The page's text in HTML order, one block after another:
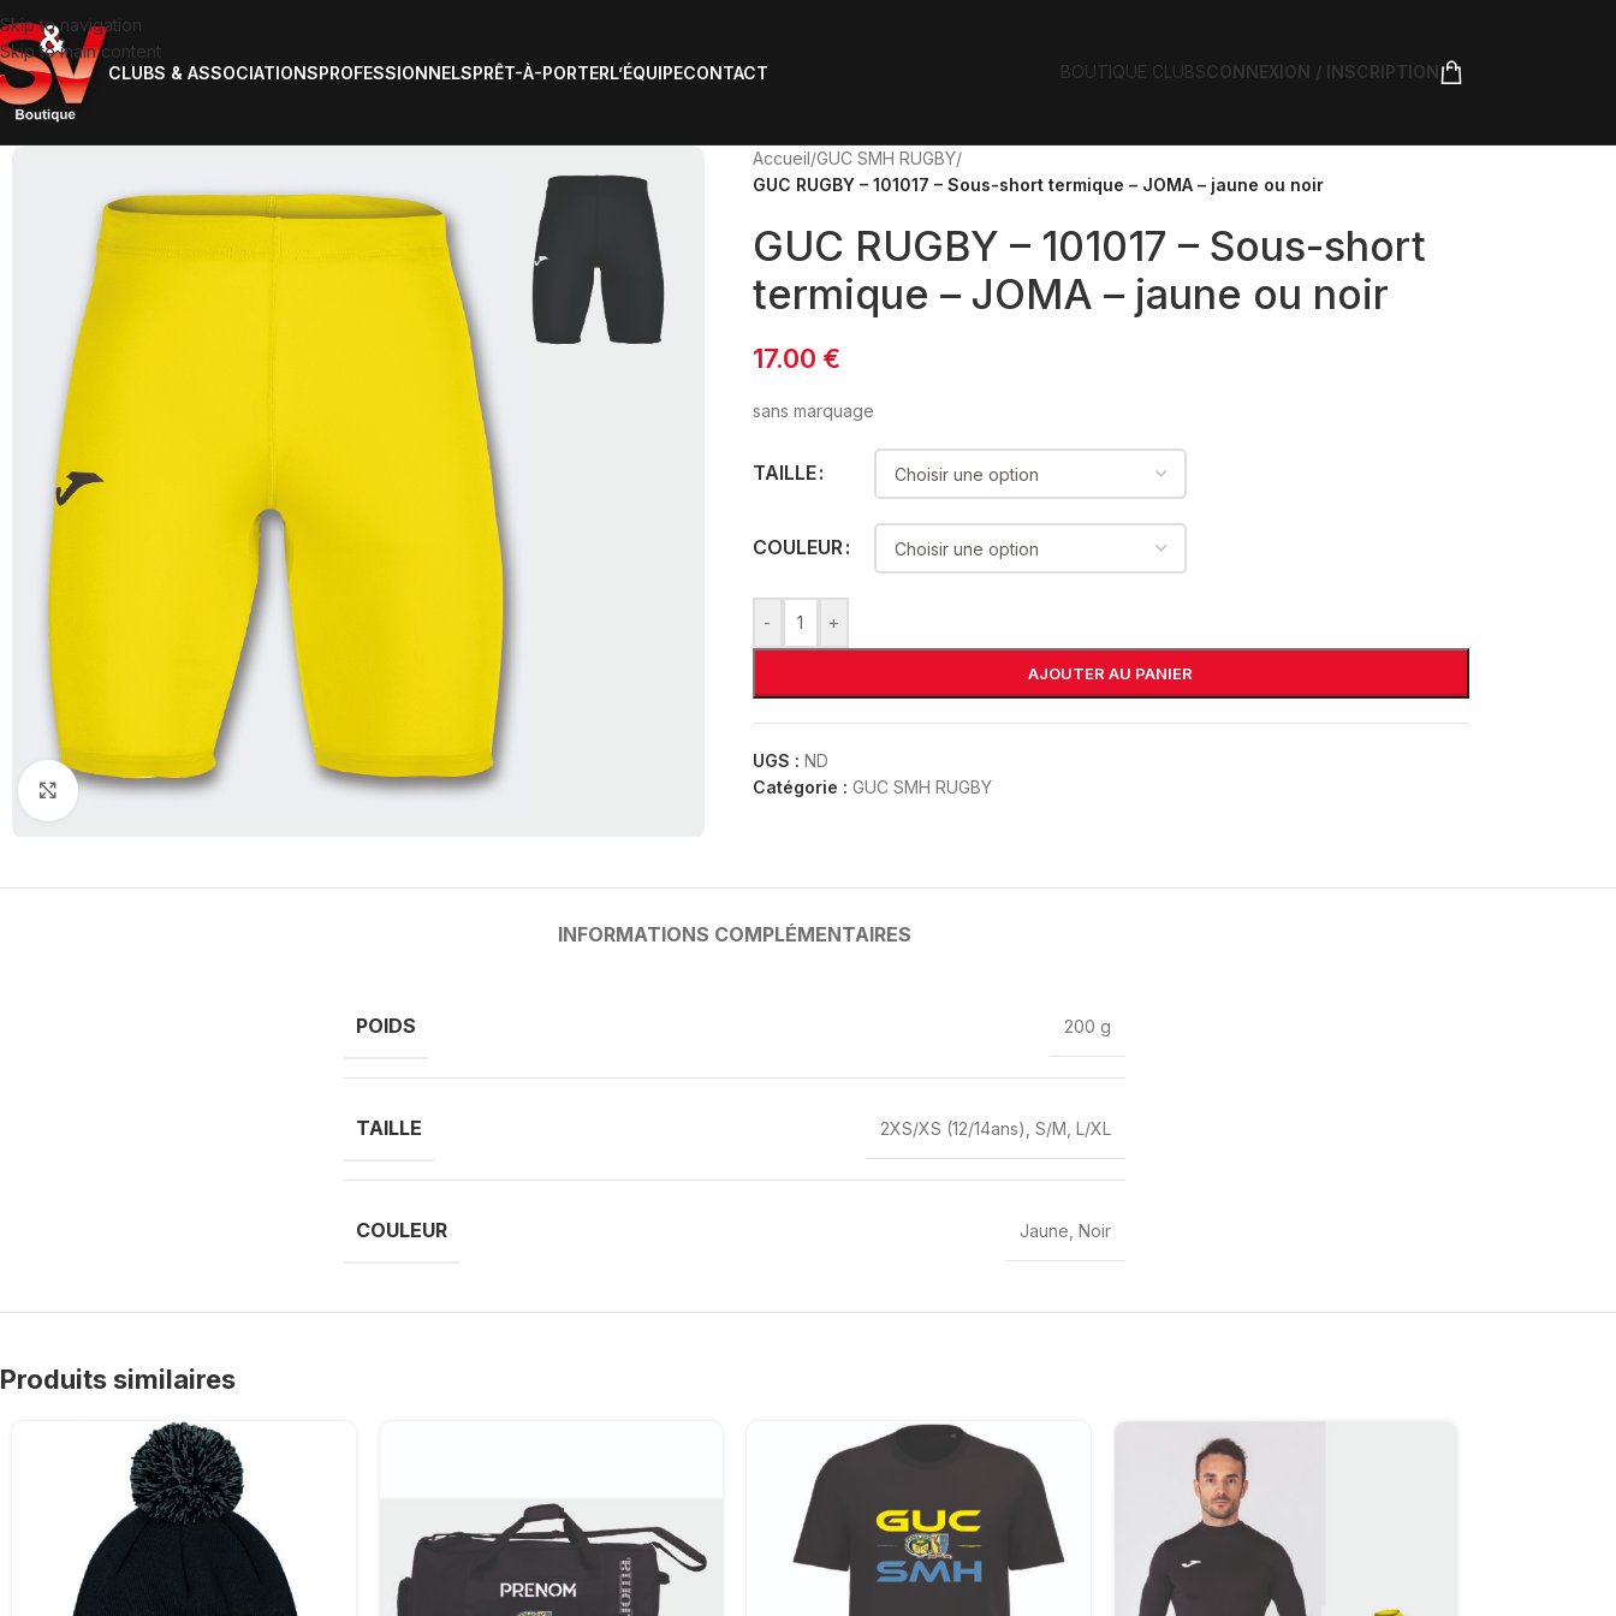
Skip to navigation
Skip to main content
CLUBS & ASSOCIATIONSPROFESSIONNELSPRÊT-À-PORTERL’ÉQUIPECONTACT BOUTIQUE CLUBSCONNEXION / INSCRIPTION
Click to enlarge
Accueil/GUC SMH RUGBY/
GUC RUGBY – 101017 – Sous-short termique – JOMA – jaune ou noir
GUC RUGBY – 101017 – Sous-short
termique – JOMA – jaune ou noir
17.00 €
sans marquage
TAILLE
COULEUR
- +
AJOUTER AU PANIER
UGS : ND
Catégorie : GUC SMH RUGBY
INFORMATIONS COMPLÉMENTAIRES
POIDS 200 g
TAILLE 2XS/XS (12/14ans) S/M L/XL
COULEUR Jaune Noir
Produits similaires